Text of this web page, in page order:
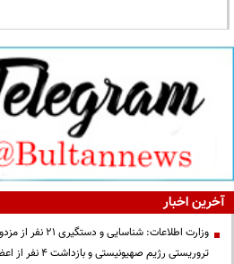
آخرین اخبار
وزارت اطلاعات:
تروریستی رژیم